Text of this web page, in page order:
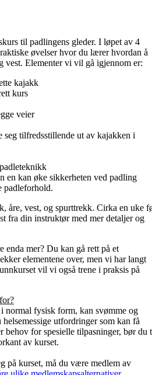
til padlingens gleder. I løpet av 4
øvelser hvor du lærer hvordan å
vest. Elementer vi vil gå igjennom er:
kajakk
kurs
veier
seg tilfredsstillende ut av kajakken i
en kan øke sikkerheten ved padling
padleforhold.
åre, vest, og spurttrekk. Cirka en uke
fra din instruktør med mer detaljer og
enda mer? Du kan gå rett på et
elementene over, men vi har langt
vil vi også trene i praksis på
normal fysisk form, kan svømme og
utfordringer som kan få
behov for spesielle tilpasninger, bør du
av kurset.
på kurset, må du være medlem av